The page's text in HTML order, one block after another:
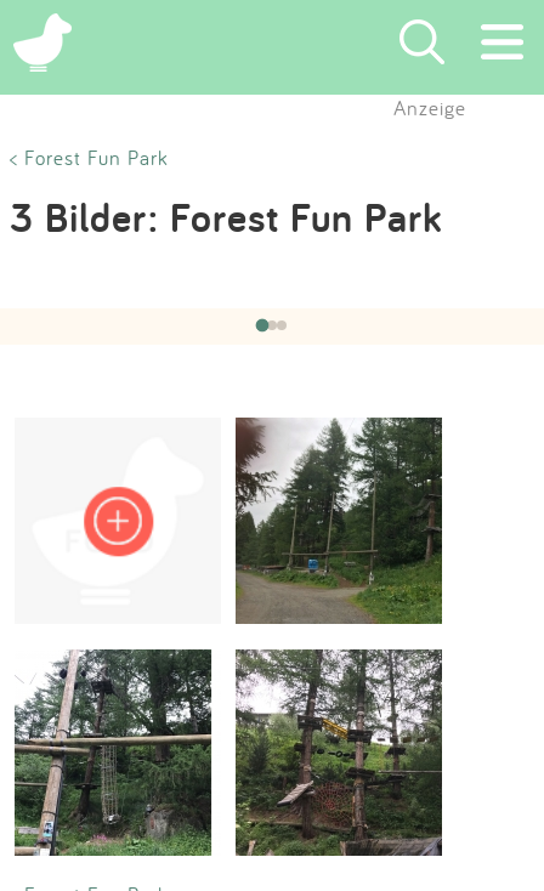
×
Eintragen
Partner
Kontakt
Impressum
Anmelden
Anzeige
< Forest Fun Park
3 Bilder: Forest Fun Park